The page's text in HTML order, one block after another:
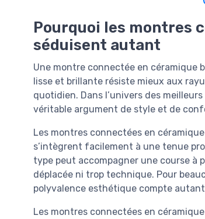
Pourquoi les montres
séduisent autant
Une montre connectée en céramique
lisse et brillante résiste mieux aux
quotidien. Dans l’univers des
véritable argument de style et de
Les montres connectées en
s’intègrent facilement à une tenue
type peut accompagner une course à
déplacée ni trop technique. Pour
polyvalence esthétique compte autant
Les montres connectées en